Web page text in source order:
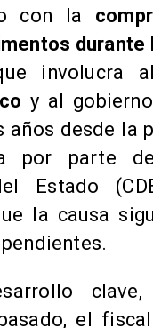
con la
durante
involucra
y al
años desde la
por parte
Estado
la causa
el